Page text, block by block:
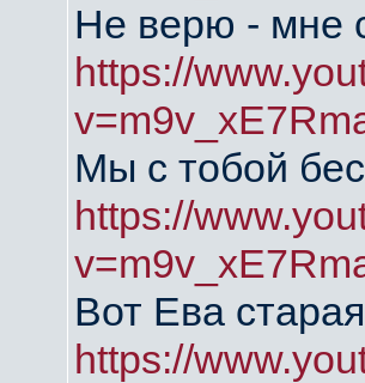
Не верю - мне
https://
Мы с тобой
https://
Вот Ева
https://